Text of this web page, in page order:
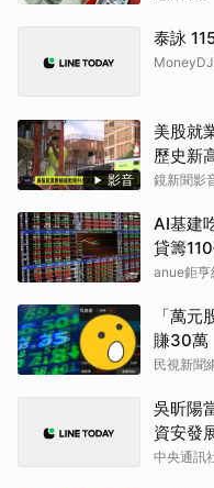
泰詠
影音
美股就
歷史新
鏡新聞影
AI基建
貸籌
anue鉅亨
「萬
賺30萬
民視新聞
吳昕陽
資安發
中央通訊